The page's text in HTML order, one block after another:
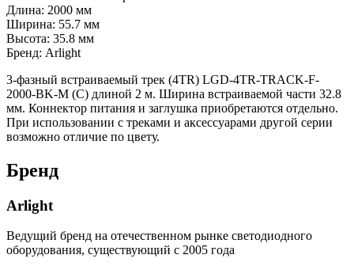
Длина: 2000 мм
Ширина: 55.7 мм
Высота: 35.8 мм
Бренд: Arlight
3-фазный встраиваемый трек (4TR) LGD-4TR-TRACK-F-
2000-BK-M (C) длиной 2 м. Ширина встраиваемой части 32.8
мм. Коннектор питания и заглушка приобретаются отдельно.
При использовании с треками и аксессуарами другой серии
возможно отличие по цвету.
Бренд
Arlight
Ведущий бренд на отечественном рынке светодиодного
оборудования, существующий с 2005 года